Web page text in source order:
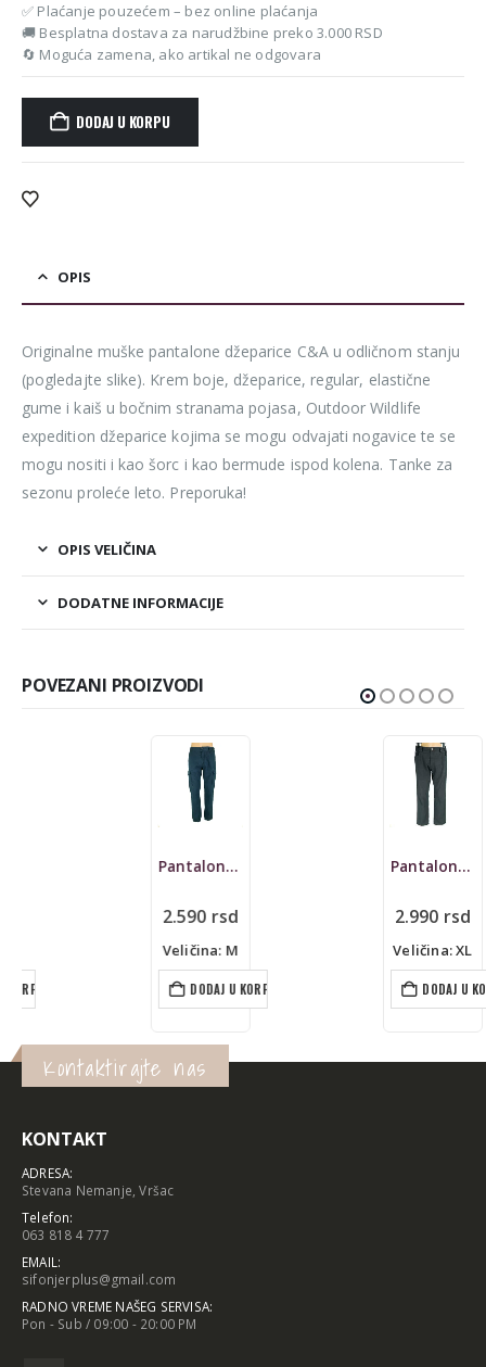
✅ Plaćanje pouzećem – bez online plaćanja
🚚 Besplatna dostava za narudžbine preko 3.000 RSD
🔄 Moguća zamena, ako artikal ne odgovara
DODAJ U KORPU
Alternative:
OPIS
Originalne muške pantalone džeparice C&A u odličnom stanju
(pogledajte slike). Krem boje, džeparice, regular, elastične
gume i kaiš u bočnim stranama pojasa, Outdoor Wildlife
expedition džeparice kojima se mogu odvajati nogavice te se
mogu nositi i kao šorc i kao bermude ispod kolena. Tanke za
sezonu proleće leto. Preporuka!
OPIS VELIČINA
DODATNE INFORMACIJE
POVEZANI PROIZVODI
Kontaktirajte nas
KONTAKT
ADRESA:
Stevana Nemanje, Vršac
Telefon:
063 818 4 777
EMAIL:
sifonjerplus@gmail.com
RADNO VREME NAŠEG SERVISA:
Pon - Sub / 09:00 - 20:00 PM